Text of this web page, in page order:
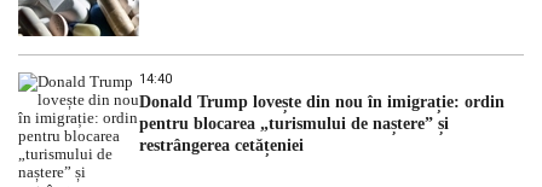
14:40
Donald Trump lovește din nou în imigrație: ordin
pentru blocarea „turismului de naștere” și
restrângerea cetățeniei